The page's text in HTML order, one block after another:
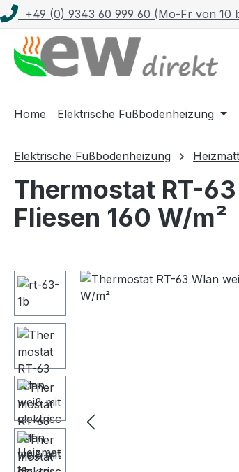
Hauptinhalt springen
Zur Suche springen
Zur Hauptnavigation springen
+49 (0) 9343 60 999 60 (Mo-Fr von 10
Home Elektrische Fußbodenheizung
Elektrische Fußbodenheizung
Thermostat RT-
Fliesen 160 W/m²
Bildergalerie überspringen